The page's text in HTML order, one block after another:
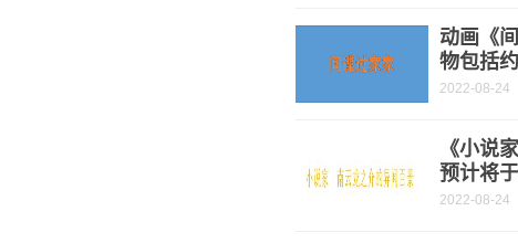
动画《
物包括
2022-08-24
《小说
预计将
2022-08-24